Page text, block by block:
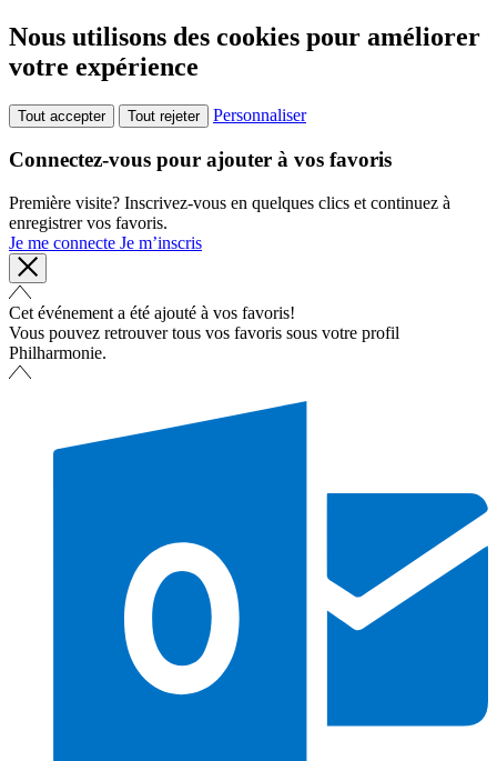
Nous utilisons des cookies pour améliorer
votre expérience
Tout accepter Tout rejeter Personnaliser
Connectez-vous pour ajouter à vos favoris
Première visite? Inscrivez-vous en quelques clics et continuez à
enregistrer vos favoris.
Je me connecte Je m’inscris
Cet événement a été ajouté à vos favoris!
Vous pouvez retrouver tous vos favoris sous votre profil
Philharmonie.